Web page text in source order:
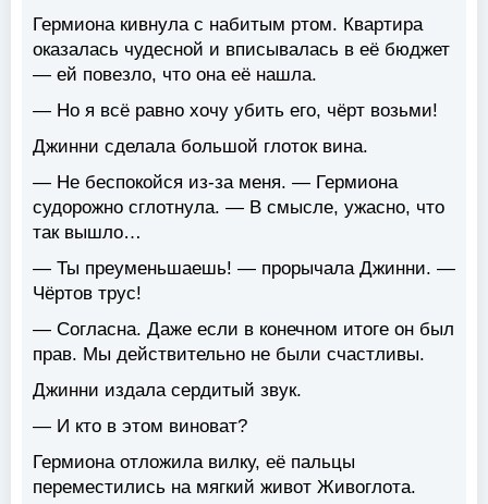
Гермиона кивнула с набитым ртом. Квартира
оказалась чудесной и вписывалась в её бюджет
— ей повезло, что она её нашла.
— Но я всё равно хочу убить его, чёрт возьми!
Джинни сделала большой глоток вина.
— Не беспокойся из-за меня. — Гермиона
судорожно сглотнула. — В смысле, ужасно, что
так вышло…
— Ты преуменьшаешь! — прорычала Джинни. —
Чёртов трус!
— Согласна. Даже если в конечном итоге он был
прав. Мы действительно не были счастливы.
Джинни издала сердитый звук.
— И кто в этом виноват?
Гермиона отложила вилку, её пальцы
переместились на мягкий живот Живоглота.